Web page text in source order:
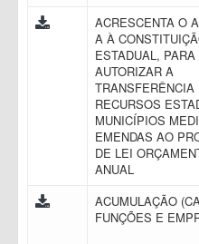
ACRESCENTA O
A À
ESTADUAL, PARA
AUTORIZAR A
TRANSFERÊNCIA
RECURSOS
MUNICÍPIOS
EMENDAS AO
DE LEI
ANUAL
ACUMULAÇÃO
FUNÇÕES E